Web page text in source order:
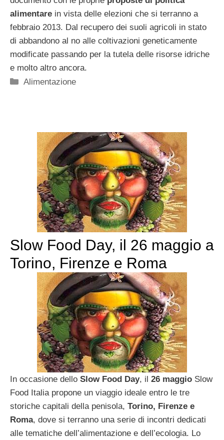
alimentare in vista delle elezioni che si terranno a
febbraio 2013. Dal recupero dei suoli agricoli in stato
di abbandono al no alle coltivazioni geneticamente
modificate passando per la tutela delle risorse idriche
e molto altro ancora.
Categorie
Alimentazione
Slow Food Day, il 26 maggio a
Torino, Firenze e Roma
In occasione dello Slow Food Day, il 26 maggio Slow
Food Italia propone un viaggio ideale entro le tre
storiche capitali della penisola, Torino, Firenze e
Roma, dove si terranno una serie di incontri dedicati
alle tematiche dell’alimentazione e dell’ecologia. Lo